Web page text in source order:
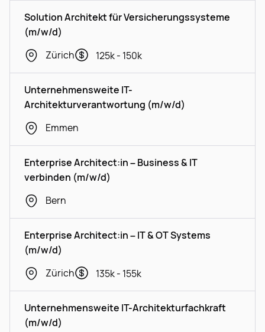
Solution Architekt für Versicherungssysteme
(m/w/d)
Zürich
125k - 150k
Unternehmensweite IT-
Architekturverantwortung (m/w/d)
Emmen
Enterprise Architect:in – Business & IT
verbinden (m/w/d)
Bern
Enterprise Architect:in – IT & OT Systems
(m/w/d)
Zürich
135k - 155k
Unternehmensweite IT-Architekturfachkraft
(m/w/d)